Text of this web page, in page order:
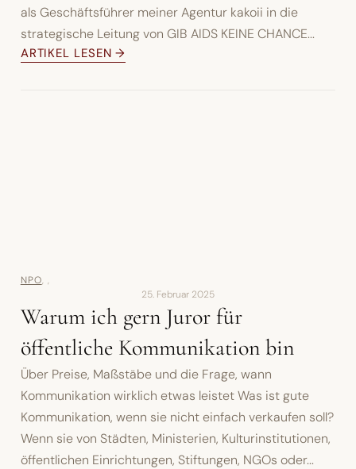
als Geschäftsführer meiner Agentur kakoii in die
strategische Leitung von GIB AIDS KEINE CHANCE...
ARTIKEL LESEN →
NPO, ,
25. Februar 2025
Warum ich gern Juror für
öffentliche Kommunikation bin
Über Preise, Maßstäbe und die Frage, wann
Kommunikation wirklich etwas leistet Was ist gute
Kommunikation, wenn sie nicht einfach verkaufen soll?
Wenn sie von Städten, Ministerien, Kulturinstitutionen,
öffentlichen Einrichtungen, Stiftungen, NGOs oder...